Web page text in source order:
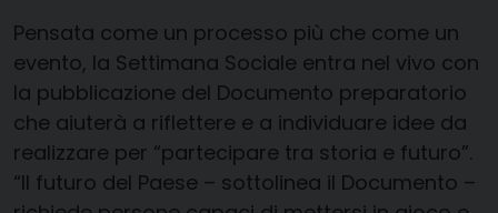
Pensata come un processo più che come un
evento, la Settimana Sociale entra nel vivo con
la pubblicazione del Documento preparatorio
che aiuterà a riflettere e a individuare idee da
realizzare per “partecipare tra storia e futuro”.
“Il futuro del Paese – sottolinea il Documento –